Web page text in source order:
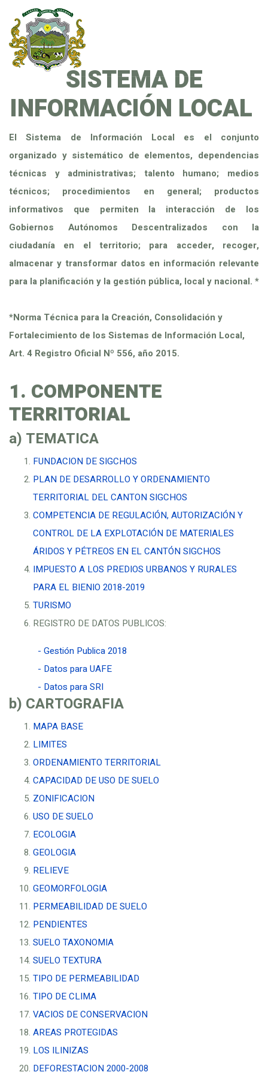
SISTEMA DE
INFORMACIÓN LOCAL
El Sistema de Información Local es el conjunto
organizado y sistemático de elementos, dependencias
técnicas y administrativas; talento humano; medios
técnicos; procedimientos en general; productos
informativos que permiten la interacción de los
Gobiernos Autónomos Descentralizados con la
ciudadanía en el territorio; para acceder, recoger,
almacenar y transformar datos en información relevante
para la planificación y la gestión pública, local y nacional. *
*Norma Técnica para la Creación, Consolidación y
Fortalecimiento de los Sistemas de Información Local,
Art. 4 Registro Oficial Nº 556, año 2015.
1. COMPONENTE
TERRITORIAL
a) TEMATICA
FUNDACION DE SIGCHOS
PLAN DE DESARROLLO Y ORDENAMIENTO
TERRITORIAL DEL CANTON SIGCHOS
COMPETENCIA DE REGULACIÓN, AUTORIZACIÓN Y
CONTROL DE LA EXPLOTACIÓN DE MATERIALES
ÁRIDOS Y PÉTREOS EN EL CANTÓN SIGCHOS
IMPUESTO A LOS PREDIOS URBANOS Y RURALES
PARA EL BIENIO 2018-2019
TURISMO
REGISTRO DE DATOS PUBLICOS:
- Gestión Publica 2018
- Datos para UAFE
- Datos para SRI
b) CARTOGRAFIA
MAPA BASE
LIMITES
ORDENAMIENTO TERRITORIAL
CAPACIDAD DE USO DE SUELO
ZONIFICACION
USO DE SUELO
ECOLOGIA
GEOLOGIA
RELIEVE
GEOMORFOLOGIA
PERMEABILIDAD DE SUELO
PENDIENTES
SUELO TAXONOMIA
SUELO TEXTURA
TIPO DE PERMEABILIDAD
TIPO DE CLIMA
VACIOS DE CONSERVACION
AREAS PROTEGIDAS
LOS ILINIZAS
DEFORESTACION 2000-2008